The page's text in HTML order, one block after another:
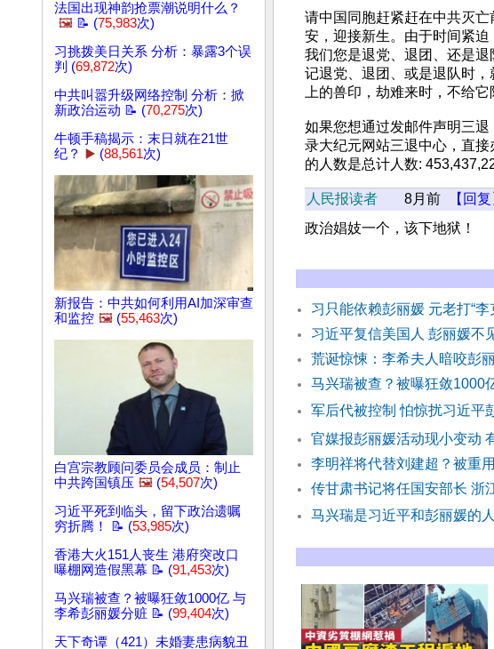
法国出现神韵抢票潮说明什么？
🖼️ 📝 (75,983次)
习挑拨美日关系 分析：暴露3个误
判 (69,872次)
中共叫嚣升级网络控制 分析：掀
新政治运动 📝 (70,275次)
牛顿手稿揭示：末日就在21世
纪？
▶️ (88,561次)
新报告：中共如何利用AI加深审查
和监控 🖼️ (55,463次)
白宫宗教顾问委员会成员：制止
中共跨国镇压 🖼️ (54,507次)
习近平死到临头，留下政治遗嘱
穷折腾！ 📝 (53,985次)
香港大火151人丧生 港府突改口
曝棚网造假黑幕 📝 (91,453次)
马兴瑞被查？被曝狂敛1000亿 与
李希彭丽媛分赃 📝 (99,404次)
天下奇谭（421）未婚妻患病貌丑
请中国同胞赶紧赶在中共灭
安，迎接新生。由于时间紧
我们您是退党、退团、还是
记退党、退团、或是退队时
上的兽印，劫难来时，不给
如果您想通过发邮件声明三退
录大纪元网站三退中心，直
的人数是总计人数:
人民报读者 8月前
【回复
政治娼妓一个，该下地狱！
习只能依赖彭丽媛 元老打“李
习近平复信美国人 彭丽媛不
荒诞惊悚：李希夫人暗咬彭
马兴瑞被查？被曝狂敛1000
军后代被控制 怕惊扰习近平
官媒报彭丽媛活动现小变动
李明祥将代替刘建超？被重
传甘肃书记将任国安部长 浙
马兴瑞是习近平和彭丽媛的